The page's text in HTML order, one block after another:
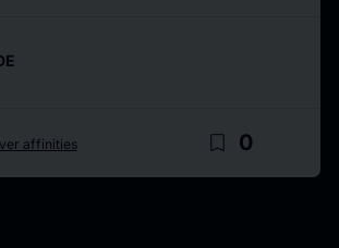
affinities bookmark_border 0